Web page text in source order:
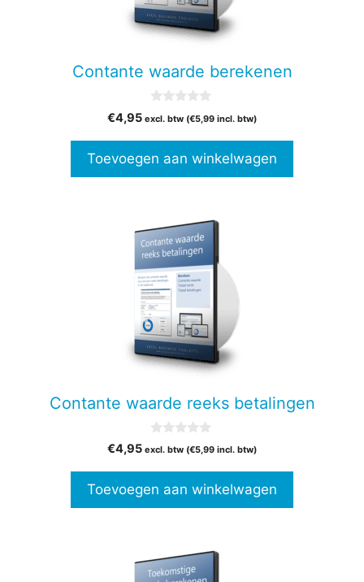
Contante waarde berekenen
v
5
€4,95 excl. btw (€5,99 incl. btw)
Toevoegen aan winkelwagen
Contante waarde reeks betalingen
v
5
€4,95 excl. btw (€5,99 incl. btw)
Toevoegen aan winkelwagen